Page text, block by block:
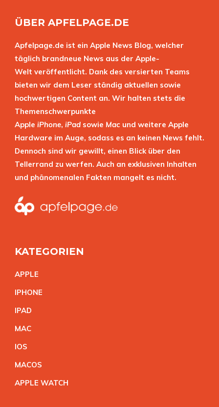
ÜBER APFELPAGE.DE
Apfelpage.de ist ein Apple News Blog, welcher
täglich brandneue News aus der Apple-
Welt veröffentlicht. Dank des versierten Teams
bieten wir dem Leser ständig aktuellen sowie
hochwertigen Content an. Wir halten stets die
Themenschwerpunkte
Apple iPhone, iPad sowie Mac und weitere Apple
Hardware im Auge, sodass es an keinen News fehlt.
Dennoch sind wir gewillt, einen Blick über den
Tellerrand zu werfen. Auch an exklusiven Inhalten
und phänomenalen Fakten mangelt es nicht.
KATEGORIEN
APPLE
IPHONE
IPAD
MAC
IOS
MACOS
APPLE WATCH